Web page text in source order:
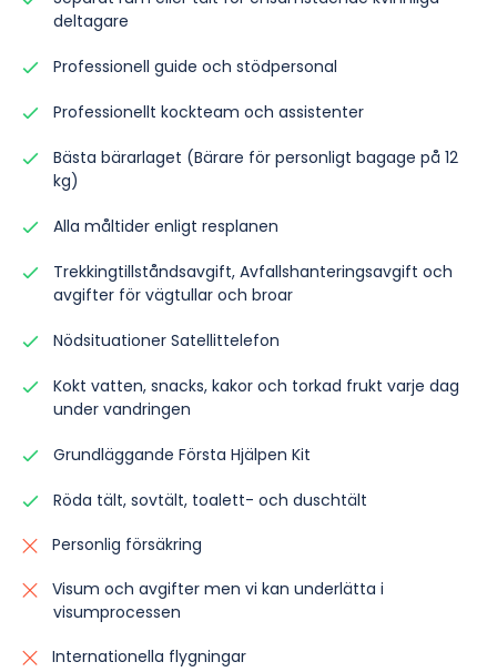
deltagare
Professionell guide och stödpersonal
Professionellt kockteam och assistenter
Bästa bärarlaget (Bärare för personligt bagage på 12
kg)
Alla måltider enligt resplanen
Trekkingtillståndsavgift, Avfallshanteringsavgift och
avgifter för vägtullar och broar
Nödsituationer Satellittelefon
Kokt vatten, snacks, kakor och torkad frukt varje dag
under vandringen
Grundläggande Första Hjälpen Kit
Röda tält, sovtält, toalett- och duschtält
Personlig försäkring
Visum och avgifter men vi kan underlätta i
visumprocessen
Internationella flygningar